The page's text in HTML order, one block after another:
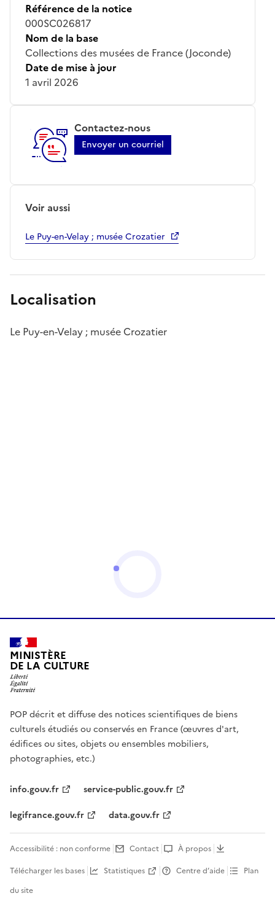
Référence de la notice
000SC026817
Nom de la base
Collections des musées de France (Joconde)
Date de mise à jour
1 avril 2026
Contactez-nous
Envoyer un courriel
Voir aussi
Le Puy-en-Velay ; musée Crozatier
Localisation
Le Puy-en-Velay ; musée Crozatier
MINISTÈRE
DE LA CULTURE
POP décrit et diffuse des notices scientifiques de biens
culturels étudiés ou conservés en France (œuvres d'art,
édifices ou sites, objets ou ensembles mobiliers,
photographies, etc.)
info.gouv.fr
service-public.gouv.fr
legifrance.gouv.fr
data.gouv.fr
Accessibilité : non conforme Contact
À propos
Télécharger les bases
Statistiques Centre d’aide
Plan
du site